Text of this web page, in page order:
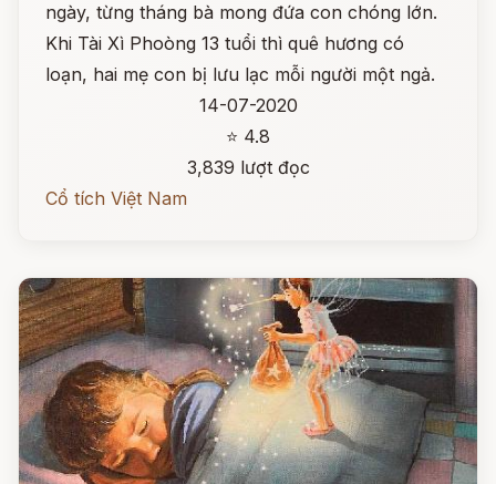
ngày, từng tháng bà mong đứa con chóng lớn.
Khi Tài Xì Phoòng 13 tuổi thì quê hương có
loạn, hai mẹ con bị lưu lạc mỗi người một ngả.
14-07-2020
⭐ 4.8
3,839 lượt đọc
Cổ tích Việt Nam